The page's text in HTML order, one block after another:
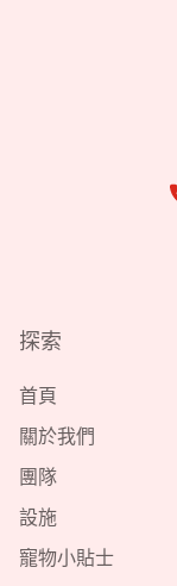
探索
首頁
關於我們
團隊
設施
寵物小貼士